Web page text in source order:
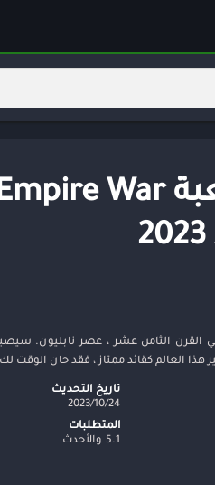
في القرن الثامن عشر ، عصر نابليون.
هذا العالم كقائد ممتاز ، فقد حان الوقت
تاريخ التحديث
24‏/10‏/2023
المتطلبات
5.1 والأحدث